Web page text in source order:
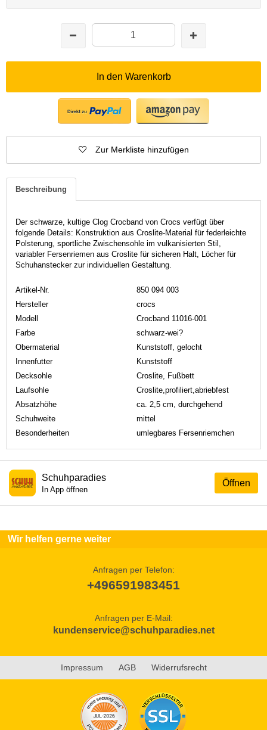
In den Warenkorb
Zur Merkliste hinzufügen
Beschreibung
Der schwarze, kultige Clog Crocband von Crocs verfügt über
folgende Details: Konstruktion aus Croslite-Material für federleichte
Polsterung, sportliche Zwischensohle im vulkanisierten Stil,
variabler Fersenriemen aus Croslite für sicheren Halt, Löcher für
Schuhanstecker zur individuellen Gestaltung.
Artikel-Nr.
850 094 003
Hersteller
crocs
Modell
Crocband 11016-001
Farbe
schwarz-wei?
Obermaterial
Kunststoff, gelocht
Innenfutter
Kunststoff
Decksohle
Croslite, Fußbett
Laufsohle
Croslite,profiliert,abriebfest
Absatzhöhe
ca. 2,5 cm, durchgehend
Schuhweite
mittel
Besonderheiten
umlegbares Fersenriemchen
Öffnen
Schuhparadies
In App öffnen
Wir helfen gerne weiter
Anfragen per Telefon:
+496591983451
Anfragen per E-Mail:
kundenservice@schuhparadies.net
Impressum AGB Widerrufsrecht